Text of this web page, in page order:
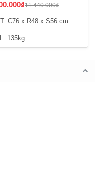
11.440.000₫
C76 x R48 x S56 cm
135kg